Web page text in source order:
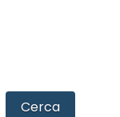
Cerca